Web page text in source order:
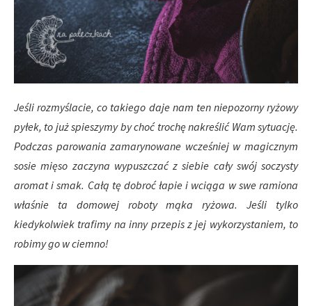
Jeśli rozmyślacie, co takiego daje nam ten niepozorny ryżowy
pyłek, to już spieszymy by choć trochę nakreślić Wam sytuację.
Podczas parowania zamarynowane wcześniej w magicznym
sosie mięso zaczyna wypuszczać z siebie cały swój soczysty
aromat i smak. Całą tę dobroć łapie i wciąga w swe ramiona
właśnie ta domowej roboty mąka ryżowa. Jeśli tylko
kiedykolwiek trafimy na inny przepis z jej wykorzystaniem, to
robimy go w ciemno!